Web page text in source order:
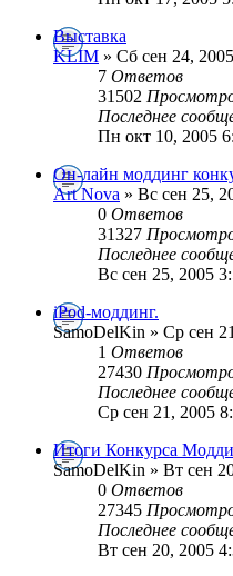
Выставка
KLIM » Сб сен 24,
7 Ответов
31502
Последнее
Пн окт 10, 2005
Он-лайн моддинг
Art Nova » Вс сен 25,
0 Ответов
31327
Последнее
Вс сен 25, 2005
iPod-моддинг.
SamoDelKin » Ср сен
1 Ответов
27430
Последнее
Ср сен 21, 2005
Итоги Конкурса
SamoDelKin » Вт сен
0 Ответов
27345
Последнее
Вт сен 20, 2005